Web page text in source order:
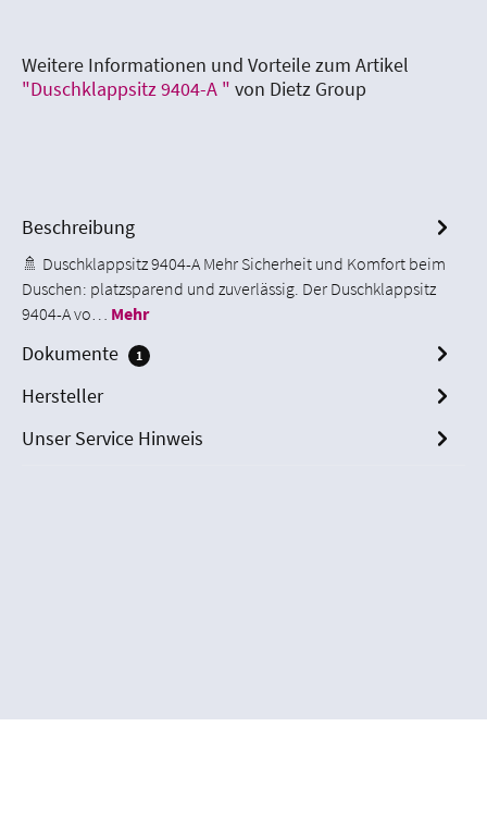
Weitere Informationen und Vorteile zum Artikel
"Duschklappsitz 9404-A " von Dietz Group
Beschreibung
🚿 Duschklappsitz 9404-A Mehr Sicherheit und Komfort beim
Duschen: platzsparend und zuverlässig. Der Duschklappsitz
9404-A vo… Mehr
Dokumente 1
Hersteller
Unser Service Hinweis